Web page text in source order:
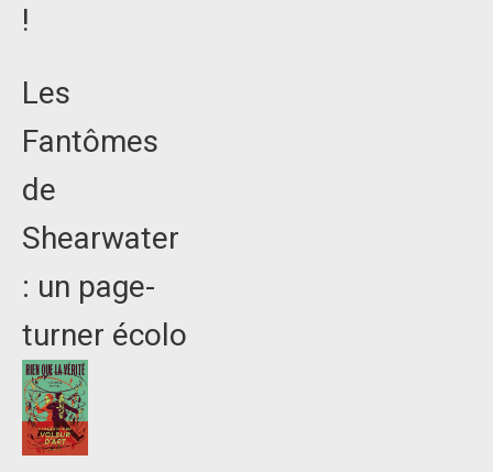
!
Les
Fantômes
de
Shearwater
: un page-
turner écolo